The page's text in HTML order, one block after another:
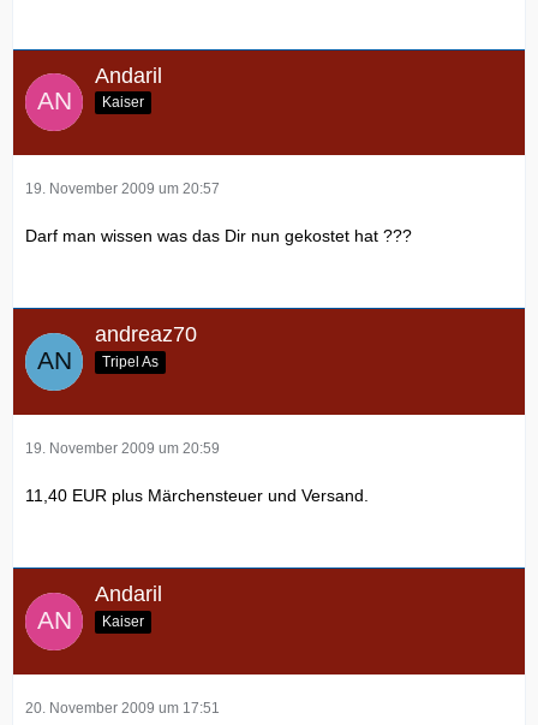
Andaril
Kaiser
19. November 2009 um 20:57
Darf man wissen was das Dir nun gekostet hat ???
andreaz70
Tripel As
19. November 2009 um 20:59
11,40 EUR plus Märchensteuer und Versand.
Andaril
Kaiser
20. November 2009 um 17:51